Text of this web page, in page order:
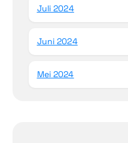
Juli 2024
Juni 2024
Mei 2024